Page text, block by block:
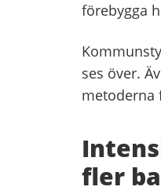
förebygga
ses över.
metoderna
fler